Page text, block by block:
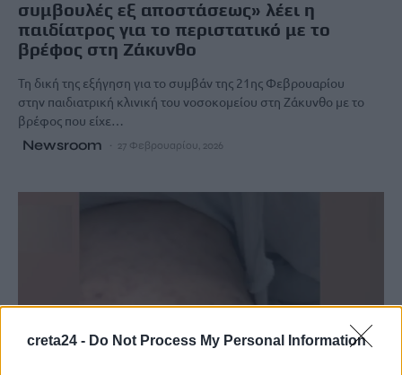
creta24 - Do Not Process My Personal Information
συμβουλές εξ αποστάσεως» λέει η
παιδίατρος για το περιστατικό με το
βρέφος στη Ζάκυνθο
Τη δική της εξήγηση για το συμβάν της 21ης Φεβρουαρίου
στην παιδιατρική κλινική του νοσοκομείου στη Ζάκυνθο με το
βρέφος που είχε…
Newsroom 27 Φεβρουαρίου, 2026